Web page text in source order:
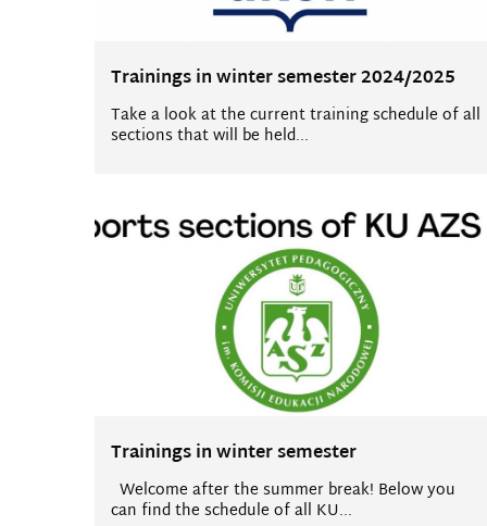
Trainings in winter semester 2024/2025
Take a look at the current training schedule of all
sections that will be held...
Trainings in winter semester
Welcome after the summer break! Below you
can find the schedule of all KU...